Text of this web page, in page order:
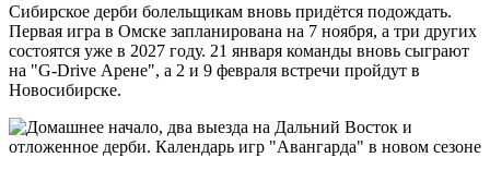
Сибирское дерби болельщикам вновь придётся подождать.
Первая игра в Омске запланирована на 7 ноября, а три других
состоятся уже в 2027 году. 21 января команды вновь сыграют
на "G-Drive Арене", а 2 и 9 февраля встречи пройдут в
Новосибирске.